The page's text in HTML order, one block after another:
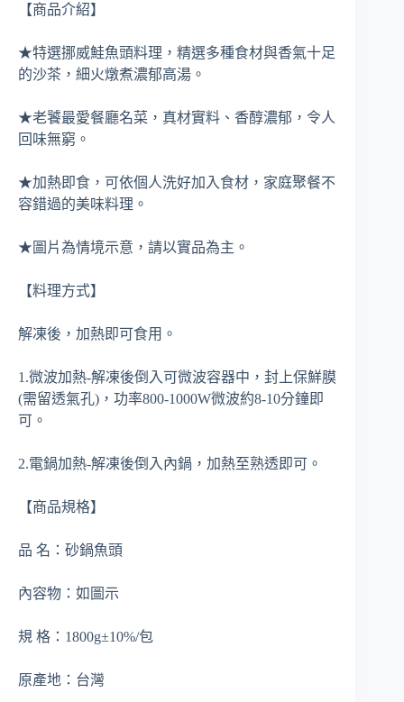
【商品介紹】
★特選挪威鮭魚頭料理，精選多種食材與香氣十足
的沙茶，細火燉煮濃郁高湯。
★老饕最愛餐廳名菜，真材實料、香醇濃郁，令人
回味無窮。
★加熱即食，可依個人洗好加入食材，家庭聚餐不
容錯過的美味料理。
★圖片為情境示意，請以實品為主。
【料理方式】
解凍後，加熱即可食用。
1.微波加熱-解凍後倒入可微波容器中，封上保鮮膜
(需留透氣孔)，功率800-1000W微波約8-10分鐘即
可。
2.電鍋加熱-解凍後倒入內鍋，加熱至熟透即可。
【商品規格】
品 名：砂鍋魚頭
內容物：如圖示
規 格：1800g±10%/包
原產地：台灣